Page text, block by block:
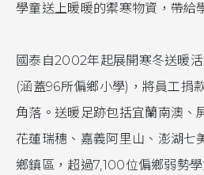
學童送上暖暖的禦寒物資，帶給
國泰自2002年起展開寒冬送暖
(涵蓋96所偏鄉小學)，將員工捐
角落。送暖足跡包括宜蘭南澳、
花蓮瑞穗、嘉義阿里山、澎湖七
鄉鎮區，超過7,100位偏鄉弱勢